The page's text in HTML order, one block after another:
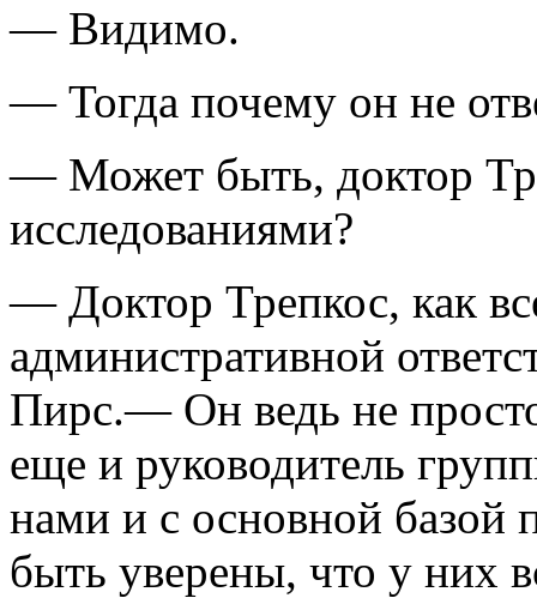
— Видимо.
— Тогда почему он не
— Может быть, доктор
исследованиями?
— Доктор Трепкос, как
административной
Пирс.— Он ведь не
еще и руководитель
нами и с основной
быть уверены, что у них